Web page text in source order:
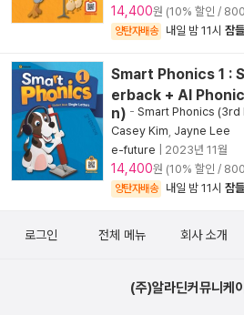
14,400원 (10% 할인 /
양탄자배송 내일 밤 11시 잠
Smart Phonics 1 :
erback + AI
n) - Smart Phonics (3rd
Casey Kim Jayne Lee
e-future
2023년 11월
14,400원 (10% 할인 /
양탄자배송 내일 밤 11시 잠
로그인 전체 메뉴 회사 소개
(주)알라딘커뮤니케